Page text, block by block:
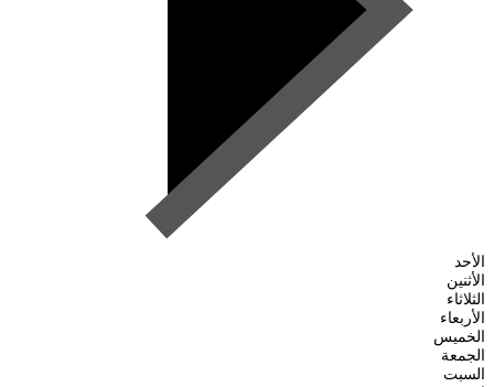
الأحد
الأثنين
الثلاثاء
الأربعاء
الخميس
الجمعة
السبت